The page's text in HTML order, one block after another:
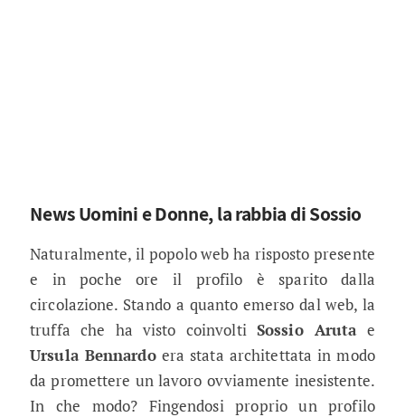
News Uomini e Donne, la rabbia di Sossio
Naturalmente, il popolo web ha risposto presente
e in poche ore il profilo è sparito dalla
circolazione. Stando a quanto emerso dal web, la
truffa che ha visto coinvoltiSossio Arutae
Ursula Bennardoera stata architettata in modo
da promettere un lavoro ovviamente inesistente.
In che modo? Fingendosi proprio un profilo